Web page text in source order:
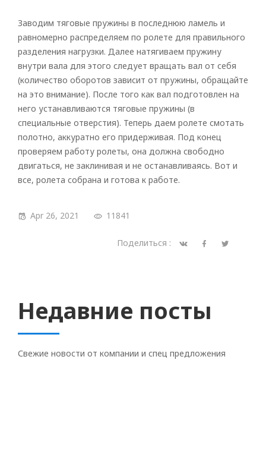
Заводим тяговые пружины в последнюю ламель и
равномерно распределяем по ролете для правильного
разделения нагрузки. Далее натягиваем пружину
внутри вала для этого следует вращать вал от себя
(количество оборотов зависит от пружины, обращайте
на это внимание). После того как вал подготовлен на
него устанавливаются тяговые пружины (в
специальные отверстия). Теперь даем ролете смотать
полотно, аккуратно его придерживая. Под конец
проверяем работу ролеты, она должна свободно
двигаться, не заклинивая и не останавливаясь. Вот и
все, ролета собрана и готова к работе.
Apr 26, 2021 11841
Поделиться :
Недавние посты
Свежие новости от компании и спец предложения